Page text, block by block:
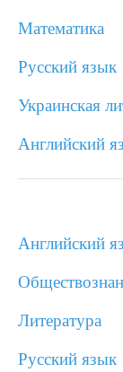
Математика
Русский язык
Украинская
Английский
Английский
Литература
Русский язык